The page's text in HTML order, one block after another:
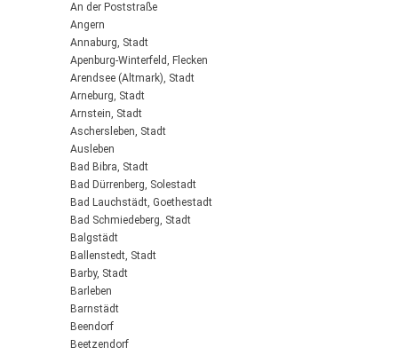
An der Poststraße
Angern
Annaburg, Stadt
Apenburg-Winterfeld, Flecken
Arendsee (Altmark), Stadt
Arneburg, Stadt
Arnstein, Stadt
Aschersleben, Stadt
Ausleben
Bad Bibra, Stadt
Bad Dürrenberg, Solestadt
Bad Lauchstädt, Goethestadt
Bad Schmiedeberg, Stadt
Balgstädt
Ballenstedt, Stadt
Barby, Stadt
Barleben
Barnstädt
Beendorf
Beetzendorf